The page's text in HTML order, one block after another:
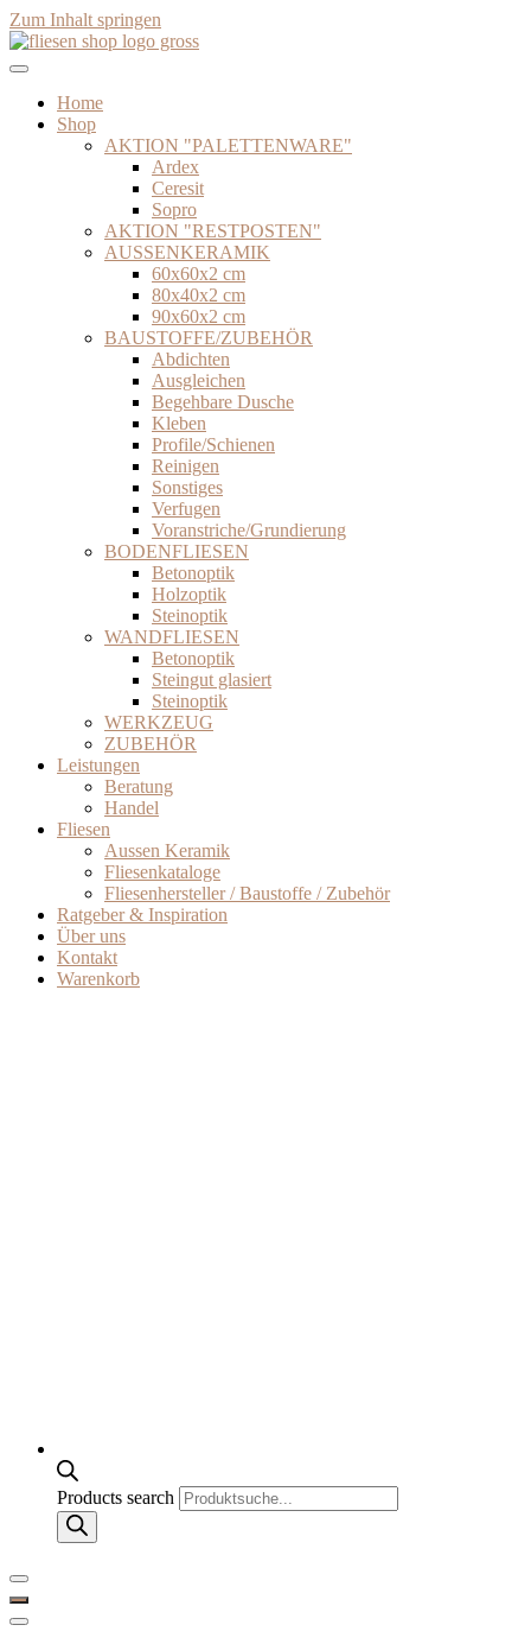
Zum Inhalt springen
Home
Shop
AKTION "PALETTENWARE"
Ardex
Ceresit
Sopro
AKTION "RESTPOSTEN"
AUSSENKERAMIK
60x60x2 cm
80x40x2 cm
90x60x2 cm
BAUSTOFFE/ZUBEHÖR
Abdichten
Ausgleichen
Begehbare Dusche
Kleben
Profile/Schienen
Reinigen
Sonstiges
Verfugen
Voranstriche/Grundierung
BODENFLIESEN
Betonoptik
Holzoptik
Steinoptik
WANDFLIESEN
Betonoptik
Steingut glasiert
Steinoptik
WERKZEUG
ZUBEHÖR
Leistungen
Beratung
Handel
Fliesen
Aussen Keramik
Fliesenkataloge
Fliesenhersteller / Baustoffe / Zubehör
Ratgeber & Inspiration
Über uns
Kontakt
Warenkorb
Products search